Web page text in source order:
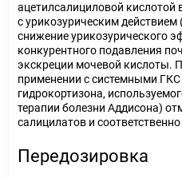
ацетилсалициловой кислотой
с урикозурическим
снижение урикозурического
конкурентного подавления
экскреции мочевой кислоты.
применении с системными
гидрокортизона,
терапии болезни Аддисона)
салицилатов и
Передозировка